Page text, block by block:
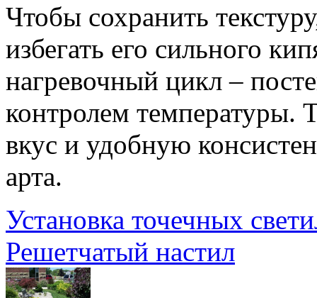
Чтобы сохранить
избегать его сильного
нагревочный цикл –
контролем температуры.
вкус и удобную
арта.
Установка точечных
Решетчатый настил